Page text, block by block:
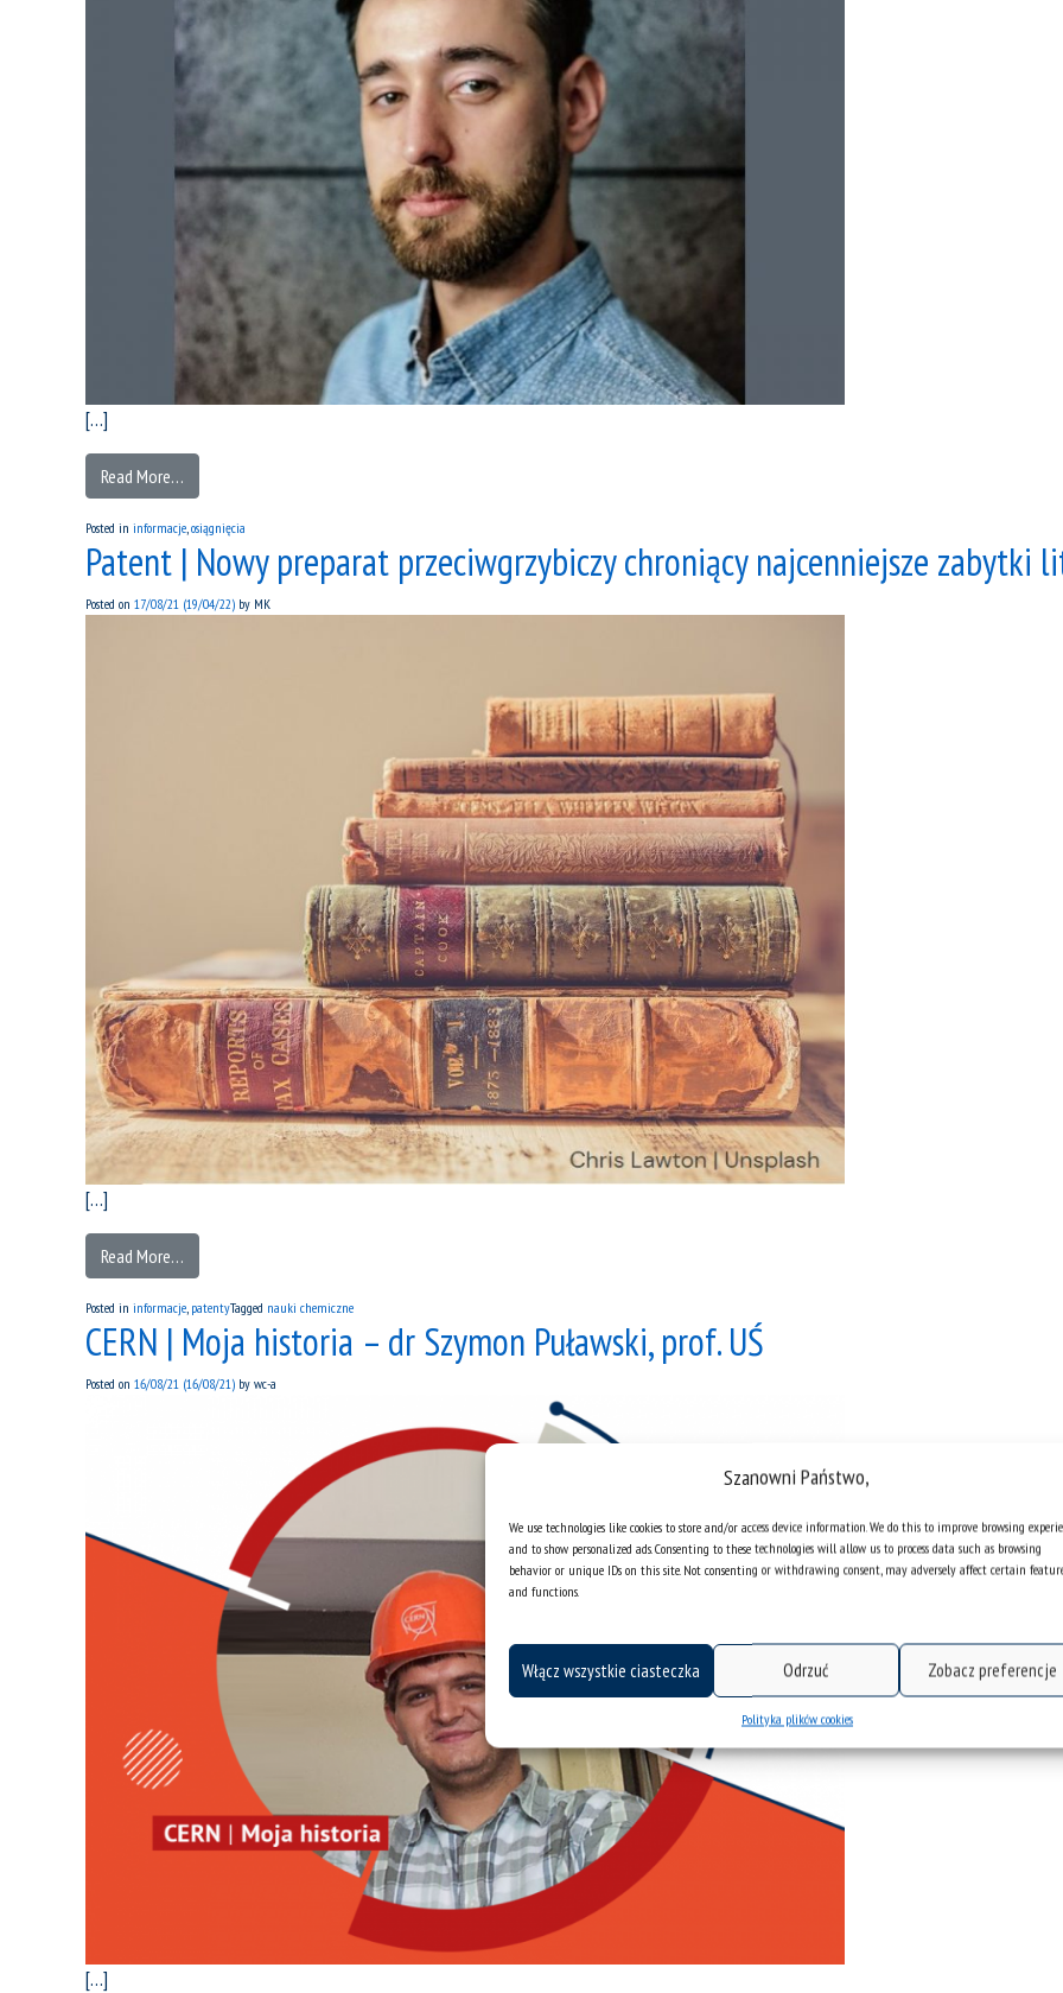
Szanowni Państwo,
We use technologies like cookies to store and/or access device information. We do this to improve browsing
and to show personalized ads. Consenting to these technologies will allow us to process data such as browsing
behavior or unique IDs on this site. Not consenting or withdrawing consent, may adversely affect certain
and functions.
Włącz wszystkie ciasteczka Odrzuć Zobacz preferencje
Polityka plików cookies
[…]
Read More…
Posted in informacje osiągnięcia
Patent | Nowy preparat przeciwgrzybiczy chroniący najcenniejsze zabytki
Posted on 17/08/21 (19/04/22) by MK
[…]
Read More…
Posted in informacje patentyTagged nauki chemiczne
CERN | Moja historia – dr Szymon Puławski, prof. UŚ
Posted on 16/08/21 (16/08/21) by wc-a
[…]